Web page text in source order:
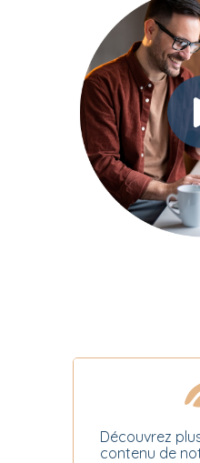
Découvrez
contenu de